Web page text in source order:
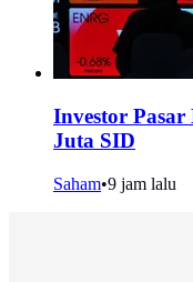
Investor Pasar
Juta SID
Saham•9 jam lalu